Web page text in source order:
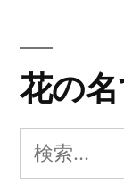
花の
検
索: